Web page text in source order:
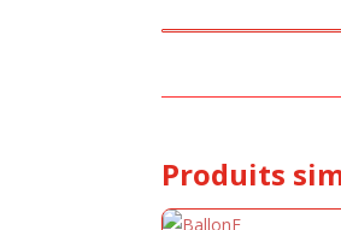
Produits